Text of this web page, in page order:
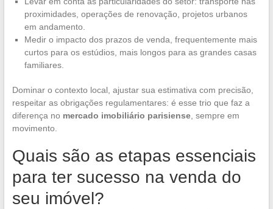
proximidades, operações de renovação, projetos urbanos
em andamento.
Medir o impacto dos prazos de venda, frequentemente mais
curtos para os estúdios, mais longos para as grandes casas
familiares.
Dominar o contexto local, ajustar sua estimativa com precisão,
respeitar as obrigações regulamentares: é esse trio que faz a
diferença no mercado imobiliário parisiense, sempre em
movimento.
Quais são as etapas essenciais
para ter sucesso na venda do
seu imóvel?